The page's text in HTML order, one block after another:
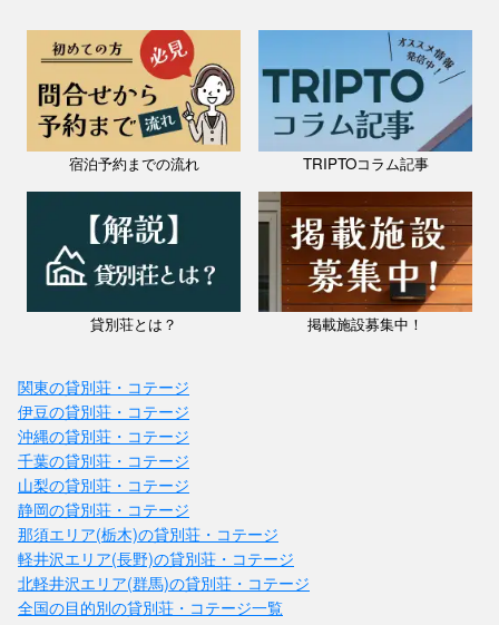
宿泊予約までの流れ TRIPTOコラム記事
貸別荘とは？ 掲載施設募集中！
関東の貸別荘・コテージ
伊豆の貸別荘・コテージ
沖縄の貸別荘・コテージ
千葉の貸別荘・コテージ
山梨の貸別荘・コテージ
静岡の貸別荘・コテージ
那須エリア(栃木)の貸別荘・コテージ
軽井沢エリア(長野)の貸別荘・コテージ
北軽井沢エリア(群馬)の貸別荘・コテージ
全国の目的別の貸別荘・コテージ一覧